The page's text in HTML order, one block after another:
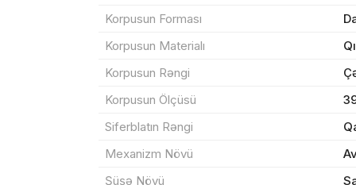
Korpusun Forması
Korpusun Materialı
Korpusun Rəngi
Korpusun Ölçüsü
Siferblatın Rəngi
Mexanizm Növü
Şüşə Növü